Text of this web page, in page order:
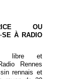
OU
À RADIO
libre et
Rennes
rennais et